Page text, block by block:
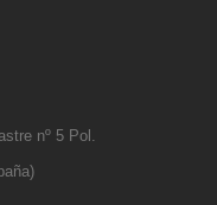
nº 5 Pol.